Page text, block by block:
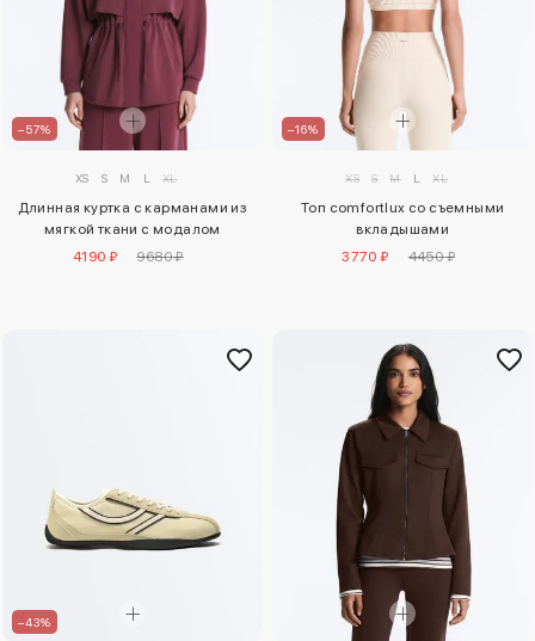
–57%
XS S M L XL
Длинная куртка с карманами из
мягкой ткани с модалом
4190 ₽
9680 ₽
–16%
XS S M L XL
Топ comfortlux со съемными
вкладышами
3770 ₽
4450 ₽
–43%